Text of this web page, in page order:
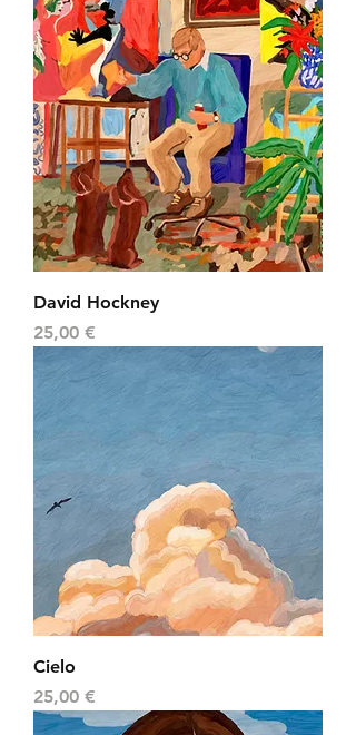
David Hockney
Precio
25,00 €
Cielo
Precio
25,00 €